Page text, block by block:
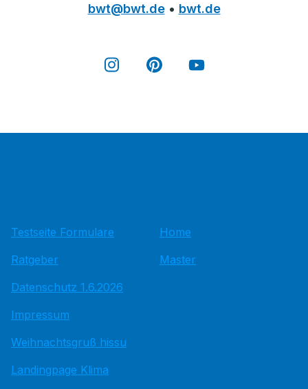
bwt@bwt.de• bwt.de
Testseite Formulare
Ratgeber
Datenschutz 1.6.2026
Impressum
Weihnachtsgruß hissu
Landingpage Klima
Home
Master